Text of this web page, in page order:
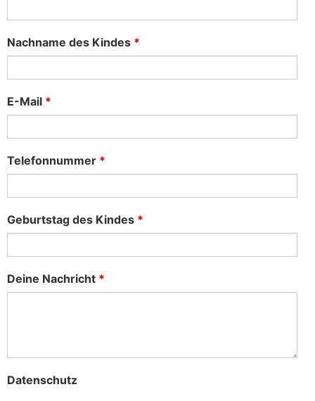
Nachname des Kindes *
E-Mail *
Telefonnummer *
Geburtstag des Kindes *
Deine Nachricht *
Datenschutz